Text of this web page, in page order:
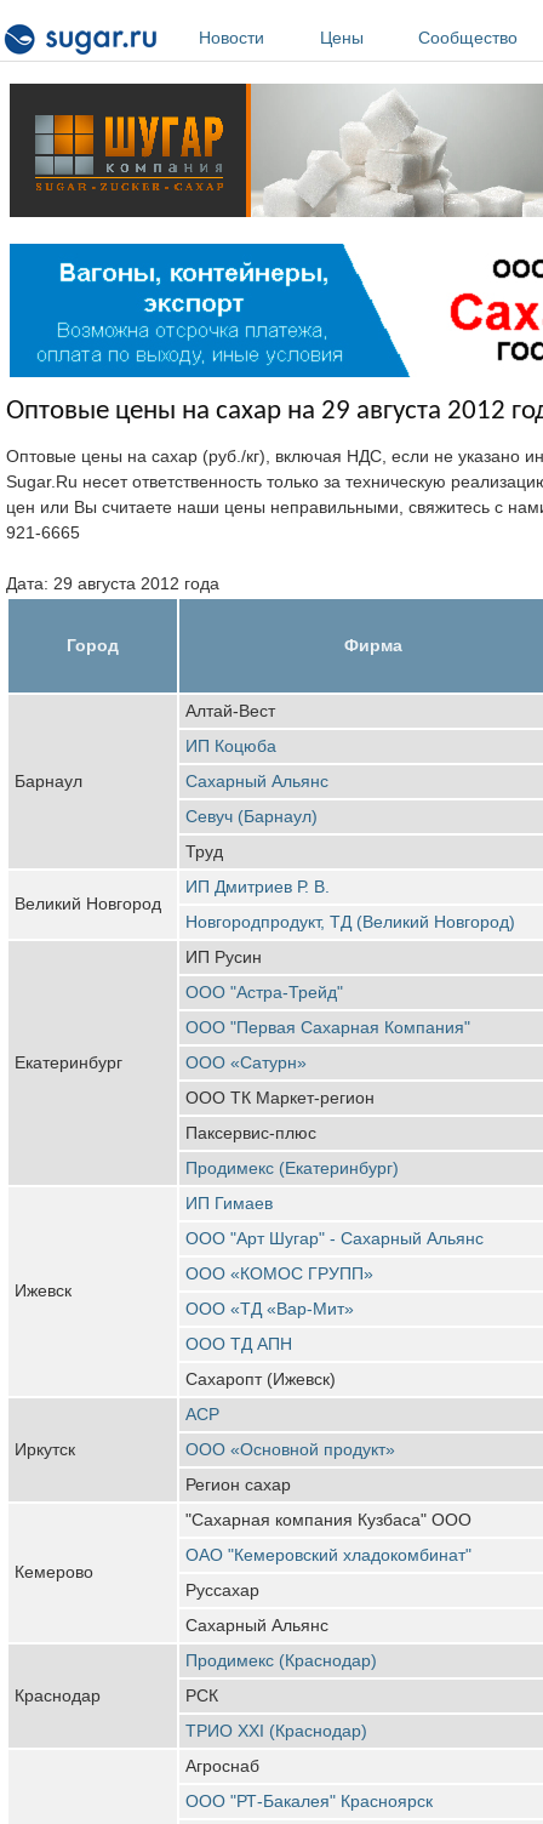
Новости
Цены Сообщество
Оптовые цены на сахар на 29 августа 2012
Оптовые цены на сахар (руб./кг), включая НДС, если не указано
Sugar.Ru несет ответственность только за техническую
цен или Вы считаете наши цены неправильными, свяжитесь с
921-6665
Дата: 29 августа 2012 года
Город Фирма
Барнаул
Алтай-Вест
ИП Коцюба
Сахарный Альянс
Севуч (Барнаул)
Труд
Великий Новгород
ИП Дмитриев Р. В.
Новгородпродукт, ТД (Великий Новгород)
Екатеринбург
ИП Русин
ООО "Астра-Трейд"
ООО "Первая Сахарная Компания"
ООО «Сатурн»
ООО ТК Маркет-регион
Паксервис-плюс
Продимекс (Екатеринбург)
Ижевск
ИП Гимаев
ООО "Арт Шугар" - Сахарный Альянс
ООО «КОМОС ГРУПП»
ООО «ТД «Вар-Мит»
ООО ТД АПН
Сахаропт (Ижевск)
Иркутск
АСР
ООО «Основной продукт»
Регион сахар
Кемерово
"Сахарная компания Кузбаса" ООО
ОАО "Кемеровский хладокомбинат"
Руссахар
Сахарный Альянс
Краснодар
Продимекс (Краснодар)
РСК
ТРИО XXI (Краснодар)
Агроснаб
ООО "РТ-Бакалея" Красноярск